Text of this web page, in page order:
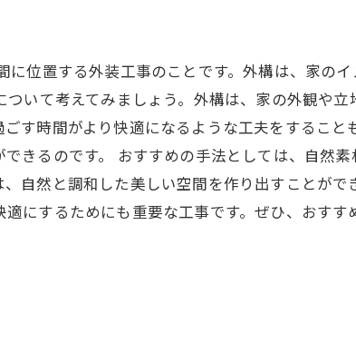
位置する外装工事のことです。外構は、家の
いて考えてみましょう。外構は、家の外観や
す時間がより快適になるような工夫をすること
きるのです。 おすすめの手法としては、自然
自然と調和した美しい空間を作り出すことがで
にするためにも重要な工事です。ぜひ、おす